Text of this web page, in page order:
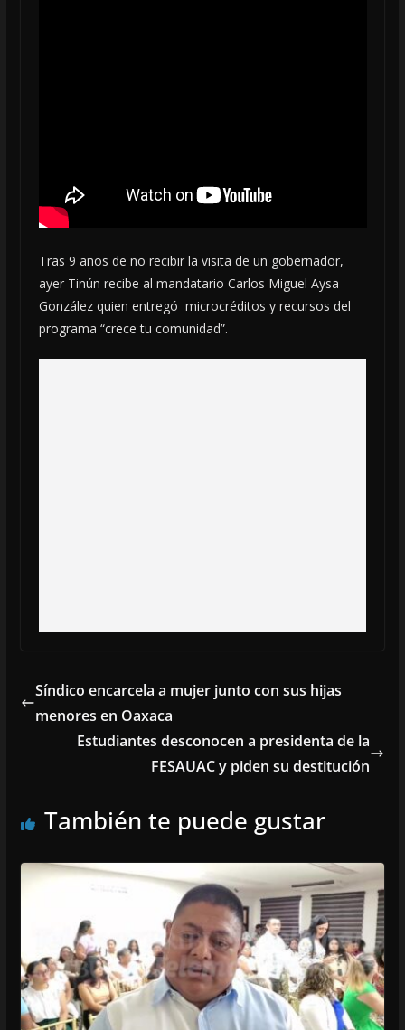
Tras 9 años de no recibir la visita de un gobernador,
ayer Tinún recibe al mandatario Carlos Miguel Aysa
González quien entregó microcréditos y recursos del
programa “crece tu comunidad”.
Síndico encarcela a mujer junto con sus hijas
menores en Oaxaca
Estudiantes desconocen a presidenta de la
FESAUAC y piden su destitución
También te puede gustar